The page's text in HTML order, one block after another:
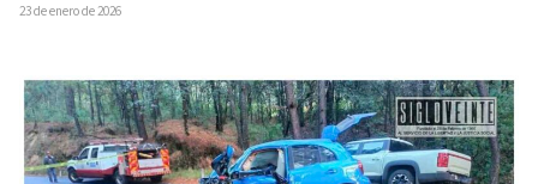
23 de enero de 2026